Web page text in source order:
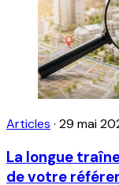
Articles · 29 mai
La longue
de votre